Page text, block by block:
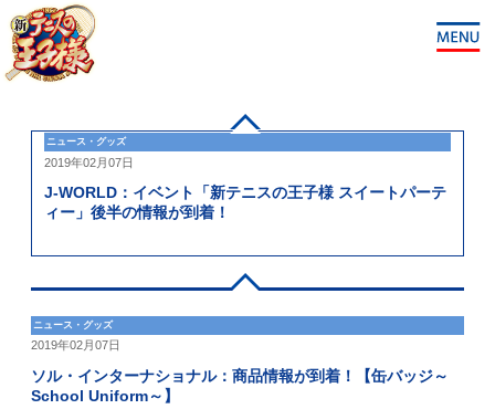
ニュース・グッズ
2019年02月07日
J-WORLD：イベント「新テニスの王子様 スイートパーテ
ィー」後半の情報が到着！
ニュース・グッズ
2019年02月07日
ソル・インターナショナル：商品情報が到着！【缶バッジ～
School Uniform～】